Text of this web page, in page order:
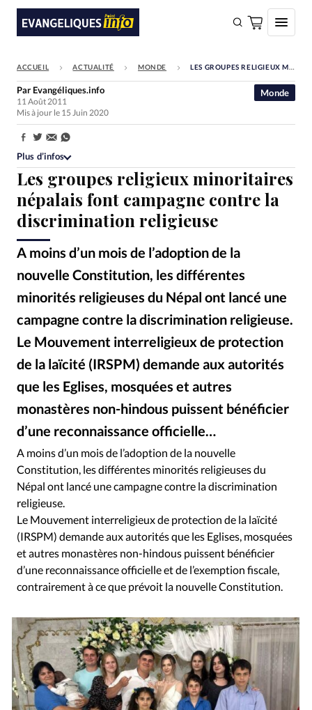
FAIRE UN DON
Faire un don
Société
Monde
Bible
Toute l'actualité
Devise:
CHF
RUBRIQUES
Toute l'actualité
Economie
Eglises
Histoire Laicité
Liberté religieuse
Mission
Monde People Politique
Religions
Société
ACCUEIL ACTUALITÉ MONDE LES GROUPES RELIGIEUX MINORITAIRES NÉPALAIS FONT CAMPAGNE CONTRE LA DISCRIMINATION RELIGIEUSE
Les groupes religieux minoritaires
népalais font campagne contre la
discrimination religieuse
A moins d’un mois de l’adoption de la
nouvelle Constitution, les différentes
minorités religieuses du Népal ont lancé une
campagne contre la discrimination religieuse.
Le Mouvement interreligieux de protection
de la laïcité (IRSPM) demande aux autorités
que les Eglises, mosquées et autres
monastères non-hindous puissent bénéficier
d’une reconnaissance officielle…
Monde
Par Evangéliques.info
11 Août 2011
Mis à jour le 15 Juin 2020
Partager:
Plus d’infos
A moins d’un mois de l’adoption de la nouvelle
Constitution, les différentes minorités religieuses du
Népal ont lancé une campagne contre la discrimination
religieuse.
Le Mouvement interreligieux de protection de la laïcité
(IRSPM) demande aux autorités que les Eglises, mosquées
et autres monastères non-hindous puissent bénéficier
d’une reconnaissance officielle et de l’exemption fiscale,
contrairement à ce que prévoit la nouvelle Constitution.